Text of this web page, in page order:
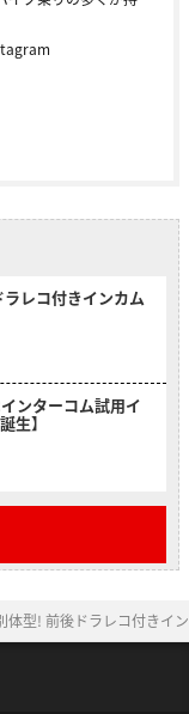
レコ付きインカム
ンターコム試用イ
生】
体型! 前後ドラレコ付きイ